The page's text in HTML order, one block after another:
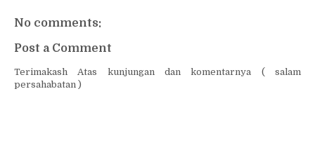
No comments:
Post a Comment
Terimakash Atas kunjungan dan komentarnya ( salam
persahabatan )